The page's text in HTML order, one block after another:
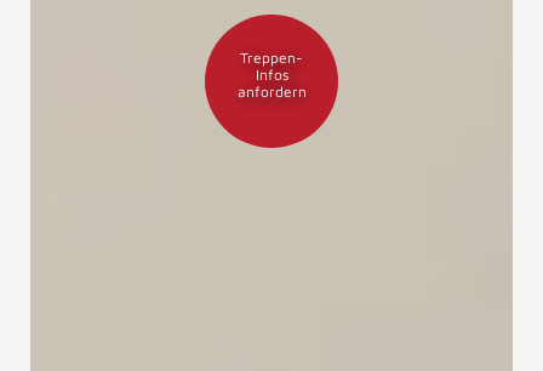
Treppen-
Infos
anfordern